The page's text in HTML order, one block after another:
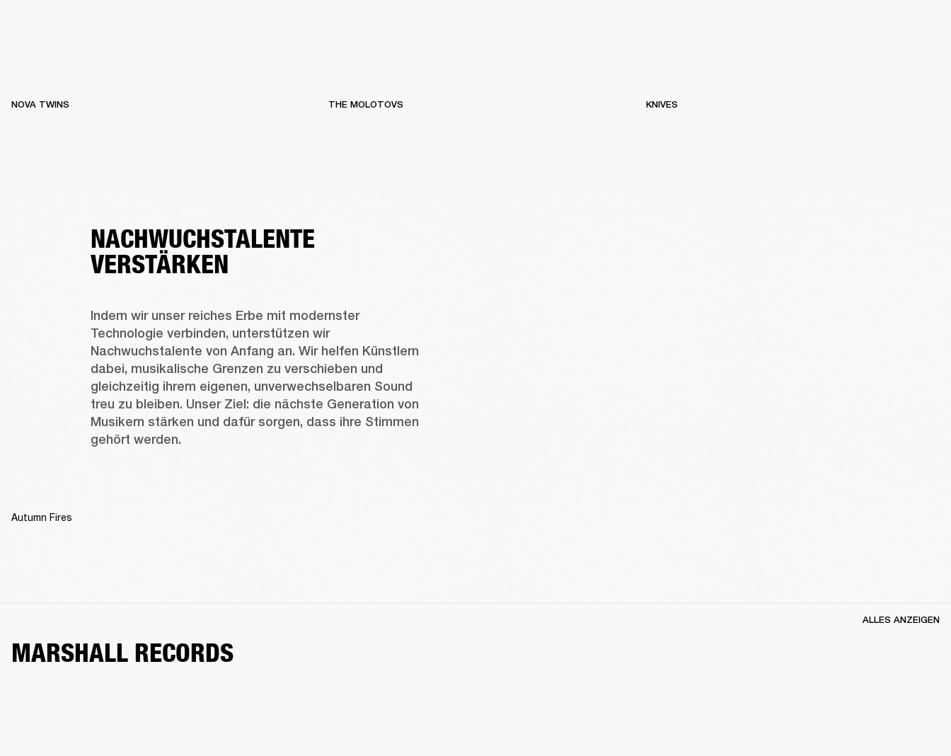
NOVA TWINS THE MOLOTOVS KNIVES
NACHWUCHSTALENTE
VERSTÄRKEN
Indem wir unser reiches Erbe mit modernster
Technologie verbinden, unterstützen wir
Nachwuchstalente von Anfang an. Wir helfen Künstlern
dabei, musikalische Grenzen zu verschieben und
gleichzeitig ihrem eigenen, unverwechselbaren Sound
treu zu bleiben. Unser Ziel: die nächste Generation von
Musikern stärken und dafür sorgen, dass ihre Stimmen
gehört werden.
Autumn Fires
MARSHALL RECORDS
ALLES ANZEIGEN